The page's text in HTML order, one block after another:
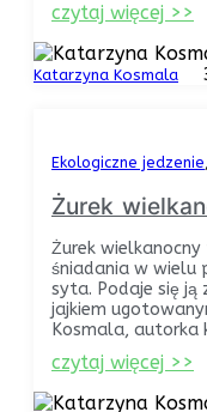
czytaj więcej >>
Katarzyna Kosmala
Ekologiczne jedzenie
Żurek
Żurek
śniadania w wielu
syta. Podaje się ją
jajkiem
Kosmala, autorka
czytaj więcej >>